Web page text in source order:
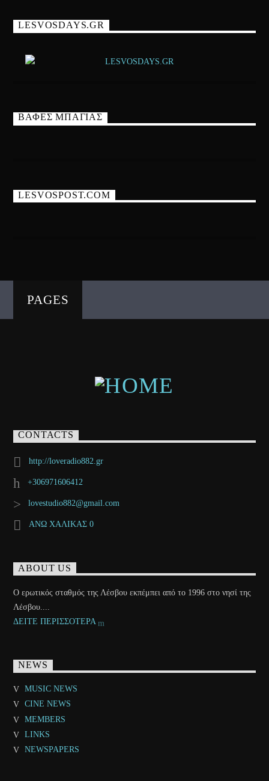
LESVOSDAYS.GR
ΒΑΦΕΣ ΜΠΑΓΙΑΣ
LESVOSPOST.COM
PAGES
CONTACTS
http://loveradio882.gr
+306971606412
lovestudio882@gmail.com
ΑΝΩ ΧΑΛΙΚΑΣ 0
ABOUT US
Ο ερωτικός σταθμός της Λέσβου εκπέμπει από το 1996 στο νησί της
Λέσβου....
ΔΕΙΤΕ ΠΕΡΙΣΣΟΤΕΡΑ
NEWS
MUSIC NEWS
CINE NEWS
MEMBERS
LINKS
NEWSPAPERS